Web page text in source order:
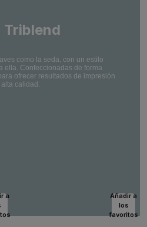
Triblend
como la seda, con un estilo
ella. Confeccionadas de forma
ofrecer resultados de impresión
alta calidad.
a
Añadir a
los
favoritos